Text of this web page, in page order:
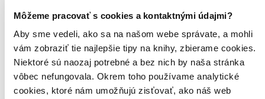
Môžeme pracovať s cookies a kontaktnými údajmi?
Aby sme vedeli, ako sa na našom webe správate, a mohli
vám zobraziť tie najlepšie tipy na knihy, zbierame cookies.
Niektoré sú naozaj potrebné a bez nich by naša stránka
vôbec nefungovala. Okrem toho používame analytické
cookies, ktoré nám umožňujú zisťovať, ako náš web